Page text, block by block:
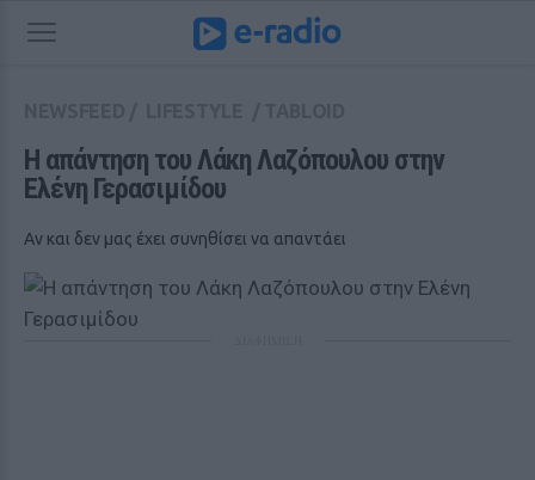
Η απάντηση του Λάκη Λαζόπουλου στην
Ελένη Γερασιμίδου
Αν και δεν μας έχει συνηθίσει να απαντάει